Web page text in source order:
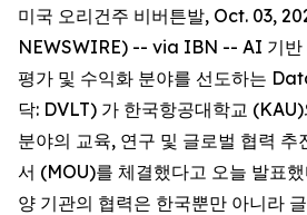
미국 오리건주 비버튼발, Oct. 03,
NEWSWIRE) -- via IBN -- AI 기반
평가 및 수익화 분야를 선도하는
닥: DVLT) 가 한국항공대학교
분야의 교육, 연구 및 글로벌 협력 추
서 (MOU)를 체결했다고 오늘 발표
양 기관의 협력은 한국뿐만 아니라